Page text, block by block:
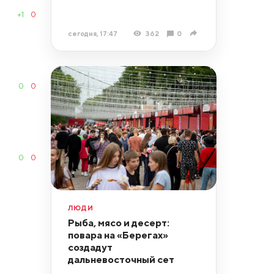
+1 0
0 0
0 0
сегодня, 17:47 362 0
ЛЮДИ
Рыба, мясо и десерт:
повара на «Берегах»
создадут
дальневосточный сет